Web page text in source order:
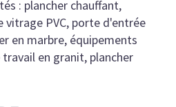
: plancher chauffant,
PVC, porte d'entrée
en marbre, équipements
en granit, plancher